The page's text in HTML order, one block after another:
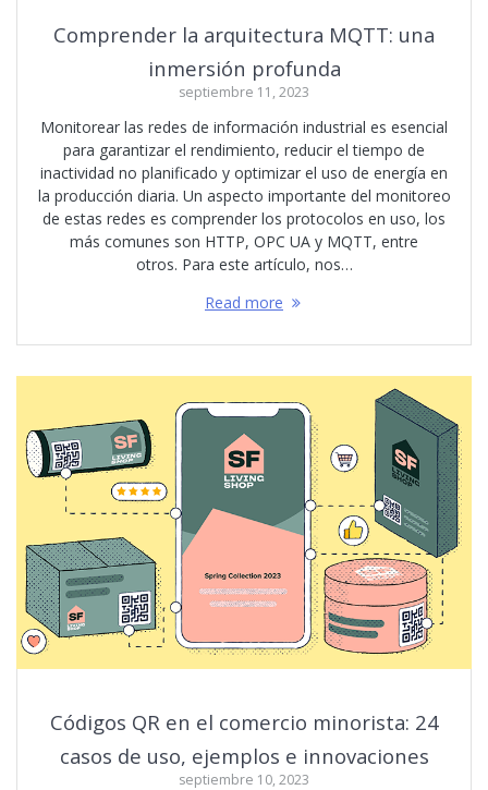
Comprender la arquitectura MQTT: una
inmersión profunda
septiembre 11, 2023
Monitorear las redes de información industrial es esencial
para garantizar el rendimiento, reducir el tiempo de
inactividad no planificado y optimizar el uso de energía en
la producción diaria. Un aspecto importante del monitoreo
de estas redes es comprender los protocolos en uso, los
más comunes son HTTP, OPC UA y MQTT, entre
otros. Para este artículo, nos…
Read more
Códigos QR en el comercio minorista: 24
casos de uso, ejemplos e innovaciones
septiembre 10, 2023